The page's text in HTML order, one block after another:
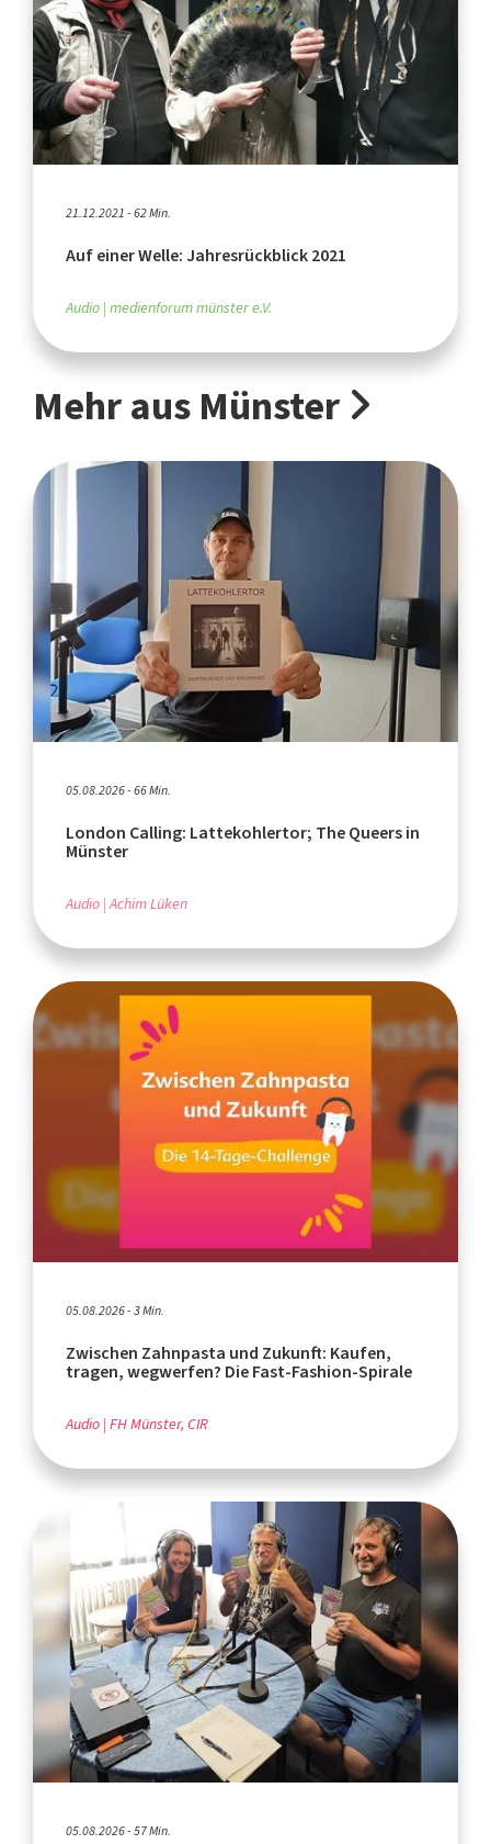
21.12.2021 - 62 Min.
Auf einer Welle: Jahresrückblick 2021
Audio medienforum münster e.V.
Mehr aus Münster
05.08.2026 - 66 Min.
London Calling: Lattekohlertor; The Queers in
Münster
Audio Achim Lüken
05.08.2026 - 3 Min.
Zwischen Zahnpasta und Zukunft: Kaufen,
tragen, wegwerfen? Die Fast-Fashion-Spirale
Audio FH Münster, CIR
05.08.2026 - 57 Min.